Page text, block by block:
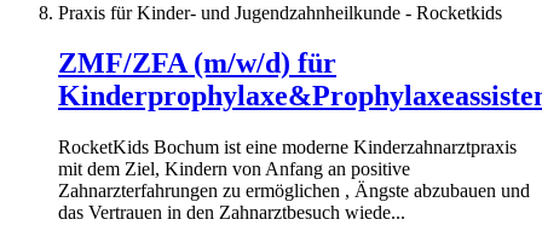
Praxis für Kinder- und Jugendzahnheilkunde - Rocketkids
ZMF/ZFA (m/w/d) für
RocketKids Bochum ist eine moderne Kinderzahnarztpraxis
mit dem Ziel, Kindern von Anfang an positive
Zahnarzterfahrungen zu ermöglichen , Ängste abzubauen und
das Vertrauen in den Zahnarztbesuch wiede...